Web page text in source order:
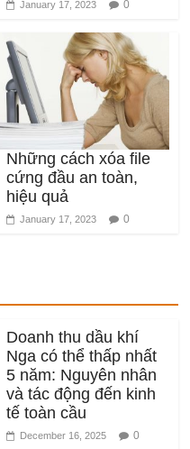
Những cách xóa file
cứng đầu an toàn,
hiệu quả
January 17, 2023 0
Doanh thu dầu khí
5 năm: Nguyên nhân
và tác động đến kinh
tế toàn cầu
December 16, 2025 0